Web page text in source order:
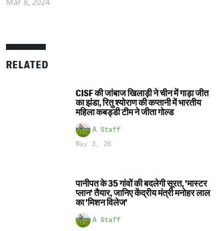
RELATED
CISF की जांबाज खिलाड़ी ने चीन में गाड़ा जीत
का झंडा, रितु श्योराण की कप्तानी में भारतीय
महिला कबड्डी टीम ने जीता गोल्ड
A Staff
May 3, 26
पानीपत के 35 गांवों की बदलेगी सूरत, 'मास्टर
प्लान' तैयार, जानिए केंद्रीय मंत्री मनोहर लाल
का 'मिशन विलेज'
A Staff